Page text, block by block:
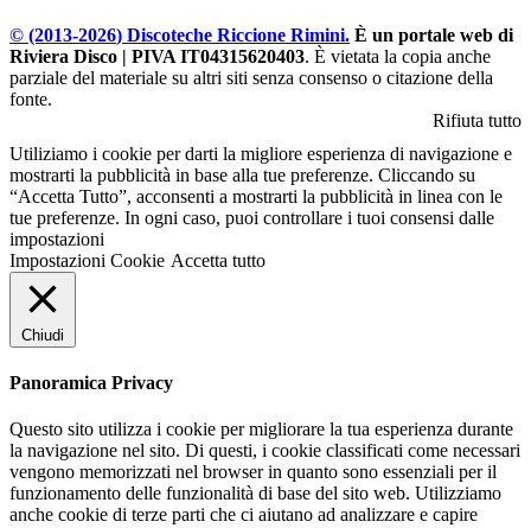
© (2013-2026) Discoteche Riccione Rimini. È un portale web di
Riviera Disco | PIVA IT04315620403. È vietata la copia anche
parziale del materiale su altri siti senza consenso o citazione della
fonte.
Rifiuta tutto
Utiliziamo i cookie per darti la migliore esperienza di navigazione e
mostrarti la pubblicità in base alla tue preferenze. Cliccando su
“Accetta Tutto”, acconsenti a mostrarti la pubblicità in linea con le
tue preferenze. In ogni caso, puoi controllare i tuoi consensi dalle
impostazioni
Impostazioni Cookie Accetta tutto
Chiudi
Panoramica Privacy
Questo sito utilizza i cookie per migliorare la tua esperienza durante
la navigazione nel sito. Di questi, i cookie classificati come necessari
vengono memorizzati nel browser in quanto sono essenziali per il
funzionamento delle funzionalità di base del sito web. Utilizziamo
anche cookie di terze parti che ci aiutano ad analizzare e capire